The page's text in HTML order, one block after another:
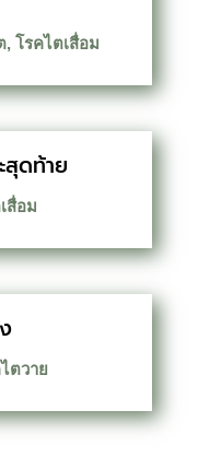
, โรคไตเสื่อม
สุดท้าย
สื่อม
ตวาย